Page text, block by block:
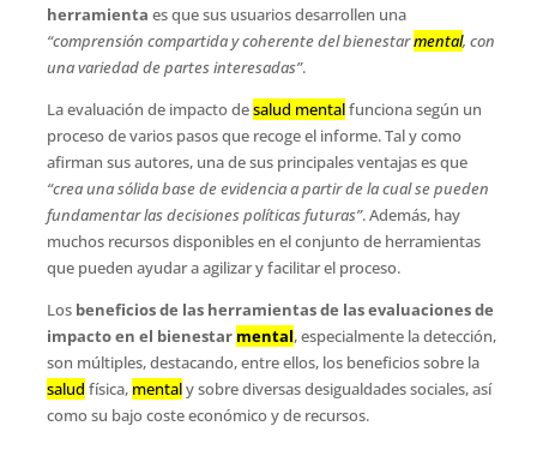
herramienta es que sus usuarios desarrollen una
“comprensión compartida y coherente del bienestarmental, con
una variedad de partes interesadas”.
La evaluación de impacto desalud mentalfunciona según un
proceso de varios pasos que recoge el informe. Tal y como
afirman sus autores, una de sus principales ventajas es que
“crea una sólida base de evidencia a partir de la cual se pueden
fundamentar las decisiones políticas futuras”. Además, hay
muchos recursos disponibles en el conjunto de herramientas
que pueden ayudar a agilizar y facilitar el proceso.
Los beneficios de las herramientas de las evaluaciones de
impacto en el bienestar mental, especialmente la detección,
son múltiples, destacando, entre ellos, los beneficios sobre la
salud física, mentaly sobre diversas desigualdades sociales, así
como su bajo coste económico y de recursos.